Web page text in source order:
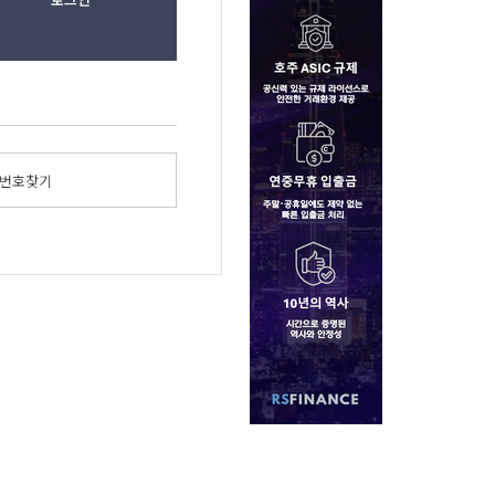
호찾기